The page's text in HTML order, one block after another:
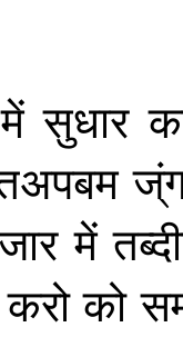
में सुधार
में
करो को